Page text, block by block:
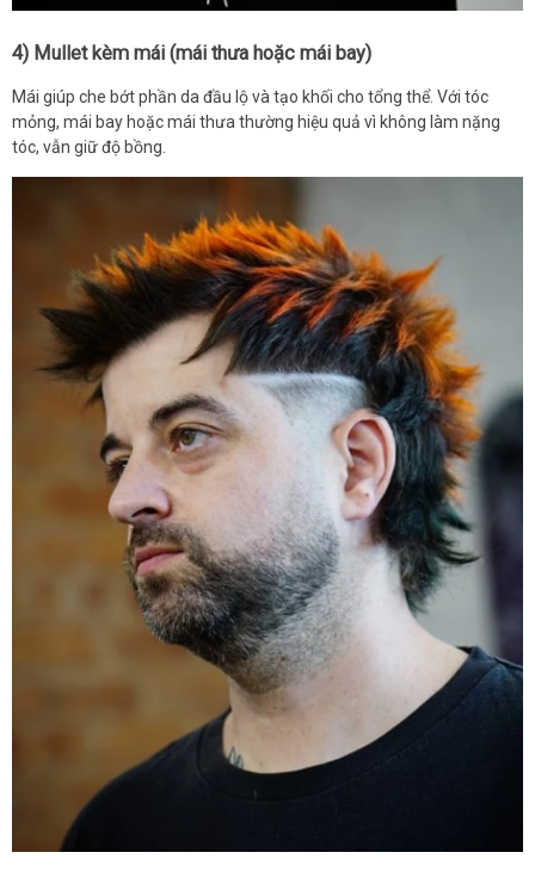
4) Mullet kèm mái (mái thưa hoặc mái bay)
Mái giúp che bớt phần da đầu lộ và tạo khối cho tổng thể. Với tóc
mỏng, mái bay hoặc mái thưa thường hiệu quả vì không làm nặng
tóc, vẫn giữ độ bồng.